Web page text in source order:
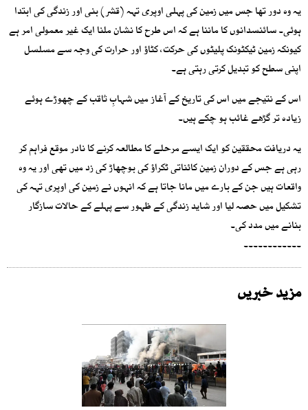
یہ وہ دور تھا جس میں زمین کی پہلی اوپری تہہ (قشر) بنی اور زندگی کی ابتدا
ہوئی۔ سائنسدانوں کا ماننا ہے کہ اس طرح کا نشان ملنا ایک غیر معمولی امر ہے
کیونکہ زمین ٹیکٹونک پلیٹوں کی حرکت، کٹاؤ اور حرارت کی وجہ سے مسلسل
اپنی سطح کو تبدیل کرتی رہتی ہے۔
اس کے نتیجے میں اس کی تاریخ کے آغاز میں شہابِ ثاقب کے چھوڑے ہوئے
زیادہ تر گڑھے غائب ہو چکے ہیں۔
یہ دریافت محققین کو ایک ایسے مرحلے کا مطالعہ کرنے کا نادر موقع فراہم کر
رہی ہے جس کے دوران زمین کائناتی ٹکراؤ کی بوچھاڑ کی زد میں تھی اور یہ وہ
واقعات ہیں جن کے بارے میں مانا جاتا ہے کہ انہوں نے زمین کی اوپری تہہ کی
تشکیل میں حصہ لیا اور شاید زندگی کے ظہور سے پہلے کے حالات سازگار
بنانے میں مدد کی۔
۔۔۔۔۔۔۔۔۔۔۔۔
مزید خبریں